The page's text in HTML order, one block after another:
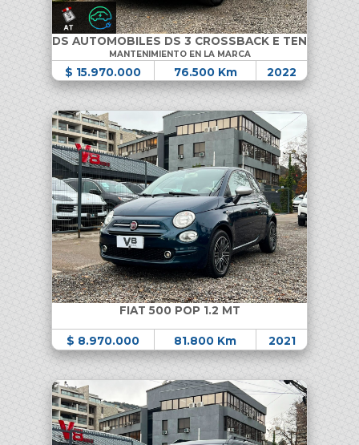
DS AUTOMOBILES DS 3 CROSSBACK E TENSE
MANTENIMIENTO EN LA MARCA
$ 15.970.000 76.500 Km 2022
FIAT 500 POP 1.2 MT
$ 8.970.000 81.800 Km 2021